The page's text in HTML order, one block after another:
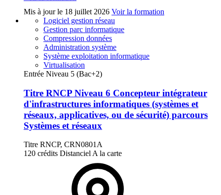
Mis à jour le 18 juillet 2026 Voir la formation
Logiciel gestion réseau
Gestion parc informatique
Compression données
Administration système
Système exploitation informatique
Virtualisation
Entrée Niveau 5 (Bac+2)
Titre RNCP Niveau 6 Concepteur intégrateur
d'infrastructures informatiques (systèmes et
réseaux, applicatives, ou de sécurité) parcours
Systèmes et réseaux
Titre RNCP, CRN0801A
120 crédits Distanciel A la carte